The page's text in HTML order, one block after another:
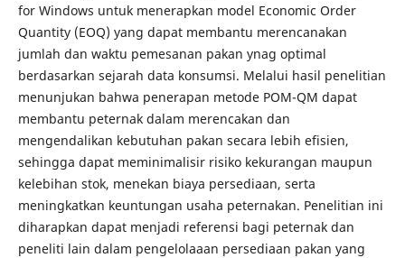
for Windows untuk menerapkan model Economic Order
Quantity (EOQ) yang dapat membantu merencanakan
jumlah dan waktu pemesanan pakan ynag optimal
berdasarkan sejarah data konsumsi. Melalui hasil penelitian
menunjukan bahwa penerapan metode POM-QM dapat
membantu peternak dalam merencakan dan
mengendalikan kebutuhan pakan secara lebih efisien,
sehingga dapat meminimalisir risiko kekurangan maupun
kelebihan stok, menekan biaya persediaan, serta
meningkatkan keuntungan usaha peternakan. Penelitian ini
diharapkan dapat menjadi referensi bagi peternak dan
peneliti lain dalam pengelolaaan persediaan pakan yang